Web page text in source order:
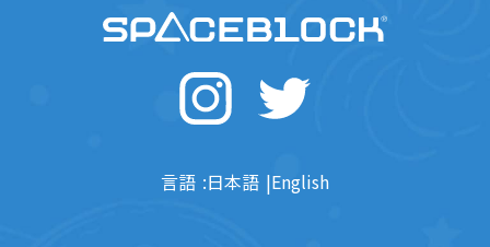
言語 日本語 English